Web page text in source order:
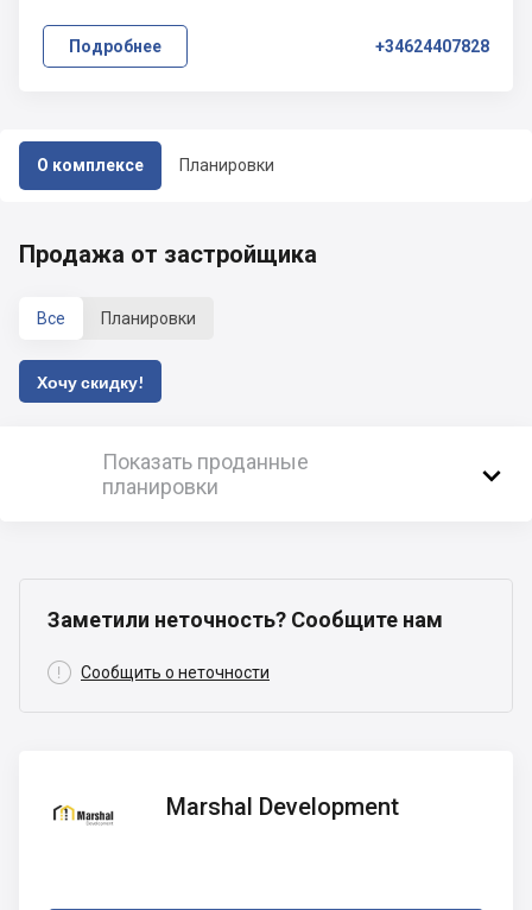
О комплексе Планировки
Подробнее +34624407828
Продажа от застройщика
Все Планировки
Хочу скидку!
Показать проданные
планировки

Заметили неточность? Сообщите нам
 Сообщить о неточности
Development
Marshal Development